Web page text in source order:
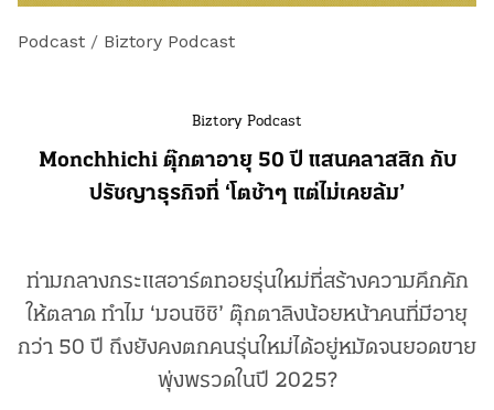
Podcast / Biztory Podcast
Biztory Podcast
Monchhichi ตุ๊กตาอายุ 50 ปี แสนคลาสสิก กับ
ปรัชญาธุรกิจที่ ‘โตช้าๆ แต่ไม่เคยล้ม’
ท่ามกลางกระแสอาร์ตทอยรุ่นใหม่ที่สร้างความคึกคัก
ให้ตลาด ทำไม ‘มอนชิชิ’ ตุ๊กตาลิงน้อยหน้าคนที่มีอายุ
กว่า 50 ปี ถึงยังคงตกคนรุ่นใหม่ได้อยู่หมัดจนยอดขาย
พุ่งพรวดในปี 2025?